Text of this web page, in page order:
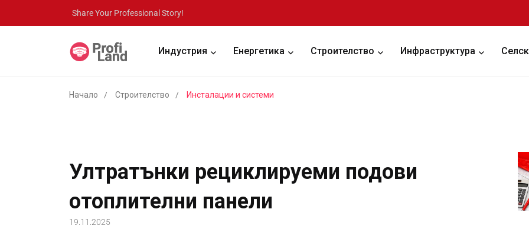
Share Your Professional Story!
Индустрия Енергетика Строителство Инфраструктура
Начало Строителство Инсталации и системи
Ултратънки рециклируеми подови
отоплителни панели
19.11.2025